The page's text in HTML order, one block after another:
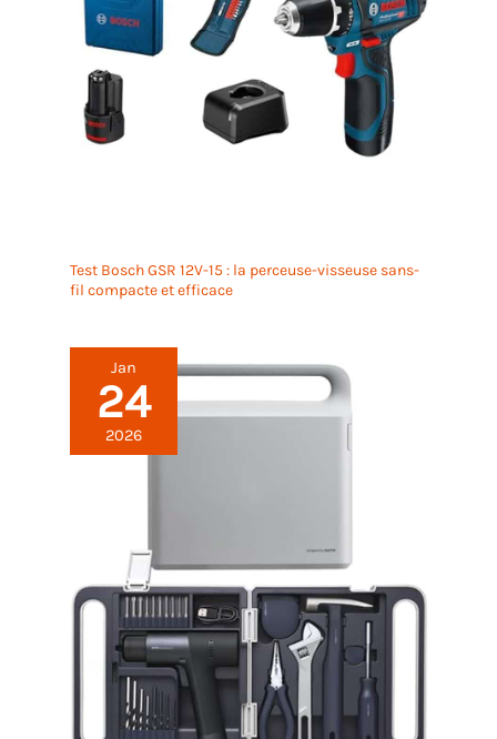
Test Bosch GSR 12V-15 : la perceuse-visseuse sans-
fil compacte et efficace
Jan
24
2026